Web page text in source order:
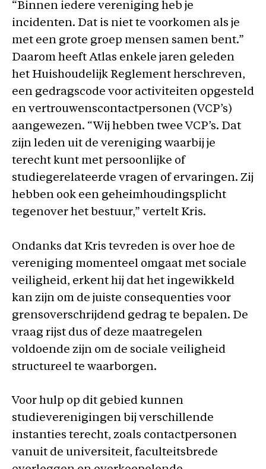
“Binnen iedere vereniging heb je
incidenten. Dat is niet te voorkomen als je
met een grote groep mensen samen bent.”
Daarom heeft Atlas enkele jaren geleden
het Huishoudelijk Reglement herschreven,
een gedragscode voor activiteiten opgesteld
en vertrouwenscontactpersonen (VCP’s)
aangewezen. “Wij hebben twee VCP’s. Dat
zijn leden uit de vereniging waarbij je
terecht kunt met persoonlijke of
studiegerelateerde vragen of ervaringen. Zij
hebben ook een geheimhoudingsplicht
tegenover het bestuur,” vertelt Kris.
Ondanks dat Kris tevreden is over hoe de
vereniging momenteel omgaat met sociale
veiligheid, erkent hij dat het ingewikkeld
kan zijn om de juiste consequenties voor
grensoverschrijdend gedrag te bepalen. De
vraag rijst dus of deze maatregelen
voldoende zijn om de sociale veiligheid
structureel te waarborgen.
Voor hulp op dit gebied kunnen
studieverenigingen bij verschillende
instanties terecht, zoals contactpersonen
vanuit de universiteit, faculteitsbrede